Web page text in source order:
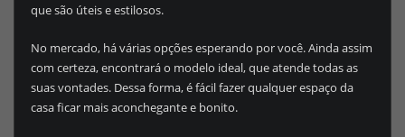
que são úteis e estilosos.
No mercado, há várias opções esperando por você. Ainda assim
com certeza, encontrará o modelo ideal, que atende todas as
suas vontades. Dessa forma, é fácil fazer qualquer espaço da
casa ficar mais aconchegante e bonito.